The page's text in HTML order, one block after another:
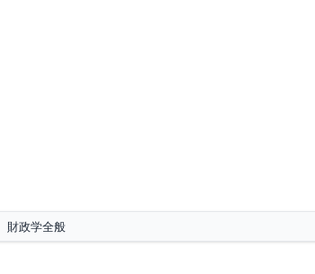
財政学全般